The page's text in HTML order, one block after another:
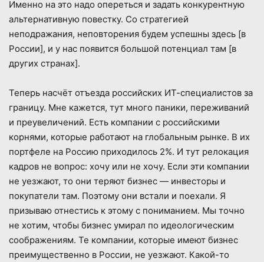
Именно на это надо опереться и задать конкурентную
альтернативную повестку. Со стратегией
неподражания, неповторения будем успешны здесь [в
России], и у нас появится большой потенциал там [в
других странах].
Теперь насчёт отъезда российских ИТ-специалистов за
границу. Мне кажется, тут много паники, переживаний
и преувеличений. Есть компании с российскими
корнями, которые работают на глобальным рынке. В их
портфеле на Россию приходилось 2%. И тут релокация
кадров не вопрос: хочу или не хочу. Если эти компании
не уезжают, то они теряют бизнес — инвесторы и
покупатели там. Поэтому они встали и поехали. Я
призываю отнестись к этому с пониманием. Мы точно
не хотим, чтобы бизнес умирал по идеологическим
соображениям. Те компании, которые имеют бизнес
преимущественно в России, не уезжают. Какой-то